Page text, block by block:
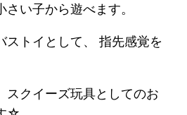
い子から遊べます。
ストイとして、 指先感覚を
スクイーズ玩具としてのお